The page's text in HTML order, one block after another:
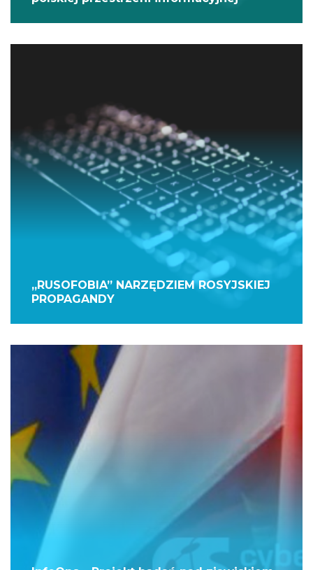
„RUSOFOBIA” NARZĘDZIEM ROSYJSKIEJ
PROPAGANDY